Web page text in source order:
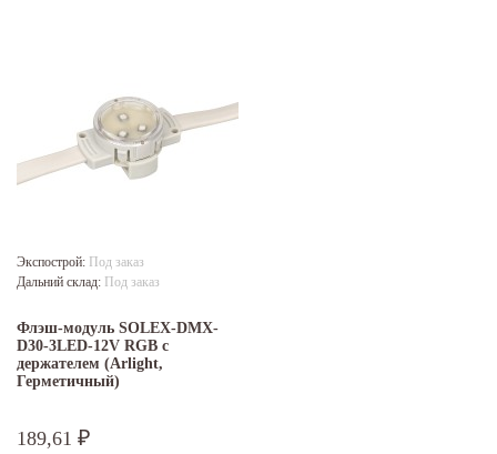
Экспострой: Под заказ
Дальний склад: Под заказ
Флэш-модуль SOLEX-DMX-
D30-3LED-12V RGB с
держателем (Arlight,
Герметичный)
189,61 ₽